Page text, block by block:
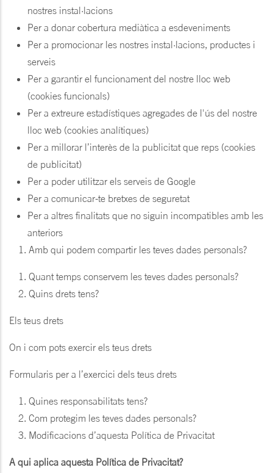
nostres instal·lacions
Per a donar cobertura mediàtica a esdeveniments
Per a promocionar les nostres instal·lacions, productes i
serveis
Per a garantir el funcionament del nostre lloc web
(cookies funcionals)
Per a extreure estadístiques agregades de l'ús del nostre
lloc web (cookies analítiques)
Per a millorar l’interès de la publicitat que reps (cookies
de publicitat)
Per a poder utilitzar els serveis de Google
Per a comunicar-te bretxes de seguretat
Per a altres finalitats que no siguin incompatibles amb les
anteriors
Amb qui podem compartir les teves dades personals?
Quant temps conservem les teves dades personals?
Quins drets tens?
Els teus drets
On i com pots exercir els teus drets
Formularis per a l’exercici dels teus drets
Quines responsabilitats tens?
Com protegim les teves dades personals?
Modificacions d’aquesta Política de Privacitat
A qui aplica aquesta Política de Privacitat?